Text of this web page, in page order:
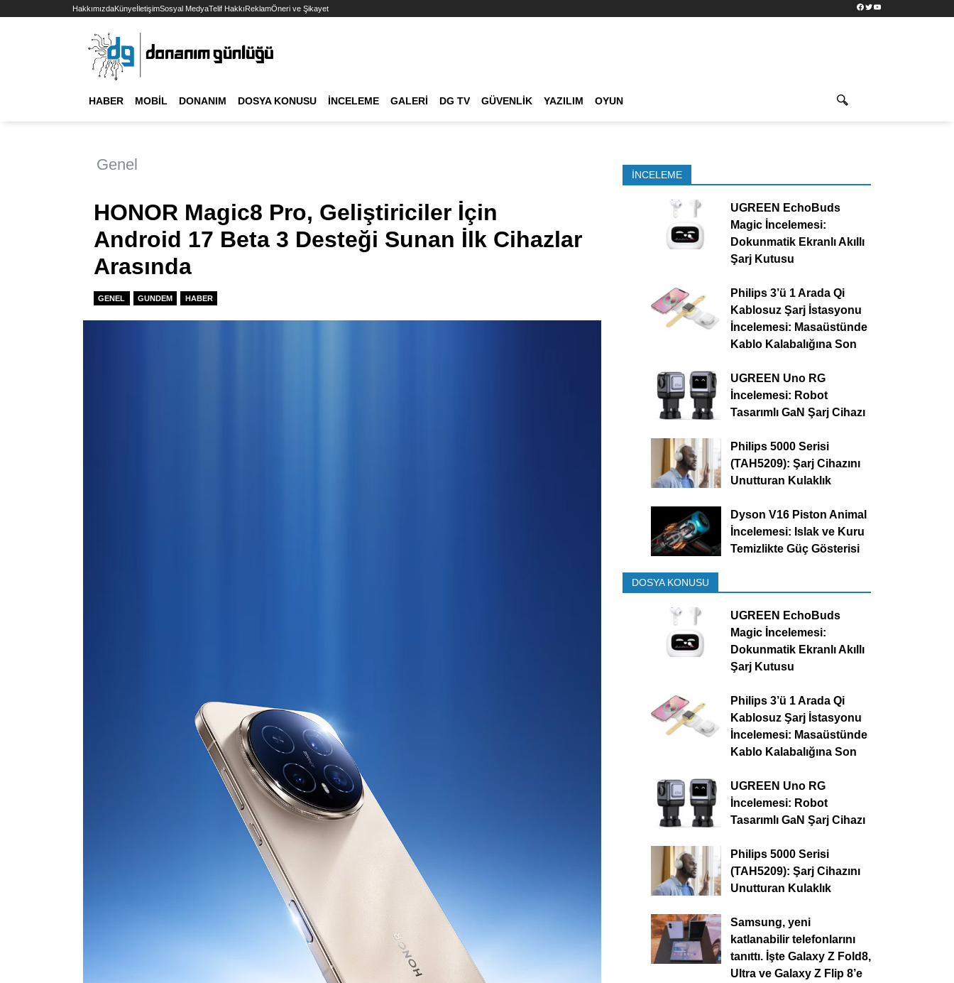
HakkımızdaKünyeİletişimSosyal MedyaTelif HakkıReklamÖneri ve Şikayet Facebook
TwitterYouTube
HABER MOBIL DONANIM DOSYA KONUSU İNCELEME GALERI DG TV GÜVENLIK YAZILIM OYUN
Genel
HONOR Magic8 Pro, Geliştiriciler İçin
Android 17 Beta 3 Desteği Sunan İlk Cihazlar
Arasında
GENEL GUNDEM HABER
İNCELEME
UGREEN EchoBuds
Magic İncelemesi:
Dokunmatik Ekranlı Akıllı
Şarj Kutusu
Philips 3’ü 1 Arada Qi
Kablosuz Şarj İstasyonu
İncelemesi: Masaüstünde
Kablo Kalabalığına Son
UGREEN Uno RG
İncelemesi: Robot
Tasarımlı GaN Şarj Cihazı
Philips 5000 Serisi
(TAH5209): Şarj Cihazını
Unutturan Kulaklık
Dyson V16 Piston Animal
İncelemesi: Islak ve Kuru
Temizlikte Güç Gösterisi
DOSYA KONUSU
UGREEN EchoBuds
Magic İncelemesi:
Dokunmatik Ekranlı Akıllı
Şarj Kutusu
Philips 3’ü 1 Arada Qi
Kablosuz Şarj İstasyonu
İncelemesi: Masaüstünde
Kablo Kalabalığına Son
UGREEN Uno RG
İncelemesi: Robot
Tasarımlı GaN Şarj Cihazı
Philips 5000 Serisi
(TAH5209): Şarj Cihazını
Unutturan Kulaklık
Samsung, yeni
katlanabilir telefonlarını
tanıttı. İşte Galaxy Z Fold8,
Ultra ve Galaxy Z Flip 8’e